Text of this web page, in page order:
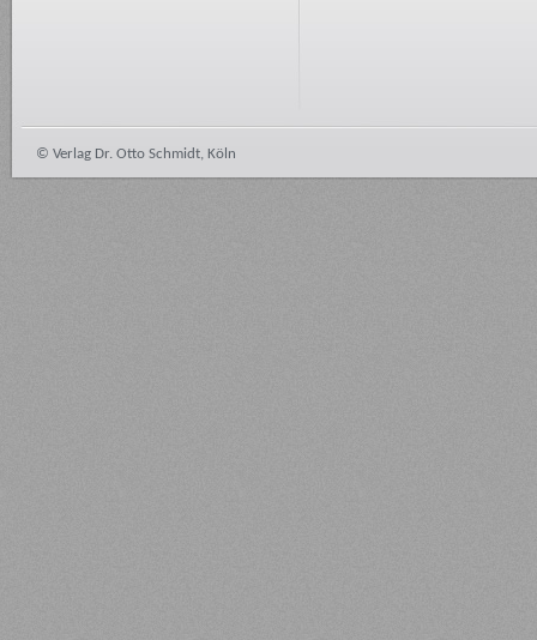
© Verlag Dr. Otto Schmidt, Köln